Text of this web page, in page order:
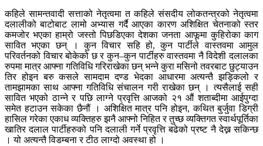
कहिले सामन्तवादी सत्ताको नेतृत्वमा त कहिले संसदीय लोकतन्त्रको नेतृत्वमा
दलालीको बाटोबाट लामो अभ्यास गर्दै आएका कारण अशिक्षित चेतनाको स्तर
कमजोर भएका हाम्रो जस्तो पिछडिएका देशका जनता आफूमा कुहिरोका काग
सावित भएका छन् । कुन विचार सहि हो, कुन पार्टीले वास्तवमा आमुल
परिवर्तनको विचार बोकेको छ र कुन–कुन पार्टीहरु वास्तवमा नै विदेशी दलालका
रुपमा मात्र आफ्ना गतिविधि गरिराखेका छन् भन्ने कुरा मसिनो तवरबाट छुट्याउन
तिर होइन बरु कसले सामदाम दण्ड भेदका आधारमा अत्यन्तै झड्किलो र
तामझामका साथ आफ्ना गतिविधि संचालन गरी राखेका छन् । त्यसैलाई सही
सावित भएको ठान्ने र पछि लाग्ने प्रवृत्ति आजको २१ औं शताब्दीमा आईपुग्दा
समेत हटाउन सकेका छैनौं । अशिक्षित मात्र पनि होइन, कथित बुर्जुवा डिग्री
हासिल गरेका एकाध व्यक्तिहरु झनै आफ्नो निहित र तुच्छ व्यक्तिगत स्वार्थपूर्तिका
खातिर दलाल पार्टीहरुको पनि दलाली गर्ने प्रवृत्ति बढेको प्रष्ट नै देख्न सकिन्छ
। यो अत्यन्तै विडम्बना र टीठ लाग्दो अवस्था हो ।